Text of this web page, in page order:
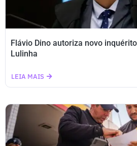
Flávio Dino autoriza novo
Lulinha
LEIA MAIS